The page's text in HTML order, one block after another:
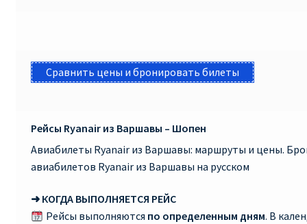
РАЙАНЭЙР НА РУССКОМ | КНФТФШК
РЕГИСТРАЦИЯ НА РЕЙС RYANAIR
Регистрация ребенка на рейс RYANAIR
Сравнить цены и бронировать билеты
Рейсы Ryanair из Варшавы – Шопен
Авиабилеты Ryanair из Варшавы: маршруты и цены.
авиабилетов Ryanair из Варшавы на русском
➜ КОГДА ВЫПОЛНЯЕТСЯ РЕЙС
Рейсы выполняются по определенным дням. В